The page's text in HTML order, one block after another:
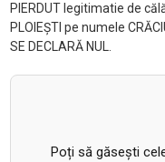
PIERDUT legitimatie de
PLOIEȘTI pe numele
SE DECLARĂ NUL.
Poți să găsești